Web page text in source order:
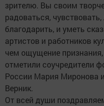
зрителю. Вы своим
радоваться,
благодарить, и уметь
артистов и работников
чем ощущение
отметили соучредители
России Мария Миронова
Верник.
От всей души